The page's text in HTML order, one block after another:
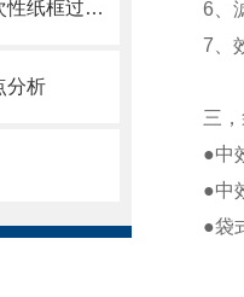
初效纸框空气过滤器（一次性纸框过滤网）
分析
6、
7、
三
●中
●中
●袋